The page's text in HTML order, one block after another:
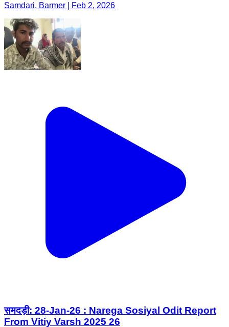
Samdari, Barmer | Feb 2, 2026
समदड़ी: 28-Jan-26 : Narega Sosiyal Odit Report
From Vitiy Varsh 2025 26